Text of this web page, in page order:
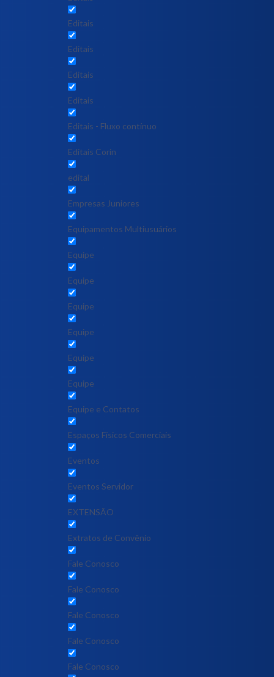
Editais
Editais
Editais
Editais
Editais - Fluxo contínuo
Editais Corin
edital
Empresas Juniores
Equipamentos Multiusuários
Equipe
Equipe
Equipe
Equipe
Equipe
Equipe
Equipe e Contatos
Espaços Físicos Comerciais
Eventos
Eventos Servidor
EXTENSÃO
Extratos de Convênio
Fale Conosco
Fale Conosco
Fale Conosco
Fale Conosco
Fale Conosco